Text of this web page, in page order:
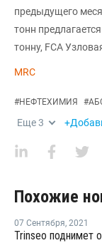
предыдущего
тонн
тонну, FCA
MRC
#НЕФТЕХИМИЯ #
Еще3
Похожие
07 Сентября, 2021